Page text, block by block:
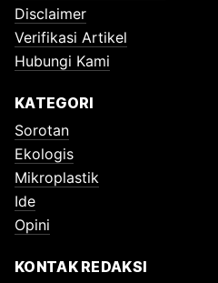
Disclaimer
Verifikasi Artikel
Hubungi Kami
KATEGORI
Sorotan
Ekologis
Mikroplastik
Ide
Opini
KONTAK REDAKSI